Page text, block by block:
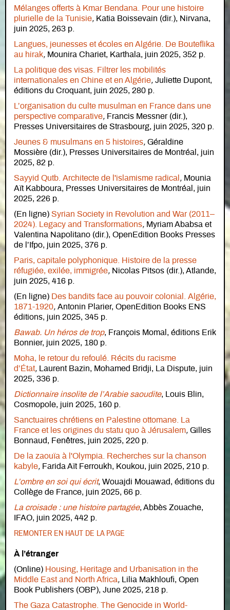
Mélanges offerts à Kmar Bendana. Pour une histoire
plurielle de la Tunisie, Katia Boissevain (dir.), Nirvana,
juin 2025, 263 p.
Langues, jeunesses et écoles en Algérie. De Bouteflika
au hirak, Mounira Chariet, Karthala, juin 2025, 352 p.
La politique des visas. Filtrer les mobilités
internationales en Chine et en Algérie, Juliette Dupont,
éditions du Croquant, juin 2025, 280 p.
L’organisation du culte musulman en France dans une
perspective comparative, Francis Messner (dir.),
Presses Universitaires de Strasbourg, juin 2025, 320 p.
Jeunes & musulmans en 5 histoires, Géraldine
Mossière (dir.), Presses Universitaires de Montréal, juin
2025, 82 p.
Sayyid Qutb. Architecte de l'islamisme radical , Mounia
Aït Kabboura, Presses Universitaires de Montréal, juin
2025, 226 p.
(En ligne) Syrian Society in Revolution and War (2011–
2024). Legacy and Transformations, Myriam Ababsa et
Valentina Napolitano (dir.), OpenEdition Books Presses
de l’Ifpo, juin 2025, 376 p.
Paris, capitale polyphonique. Histoire de la presse
réfugiée, exilée, immigrée, Nicolas Pitsos (dir.), Atlande,
juin 2025, 416 p.
(En ligne) Des bandits face au pouvoir colonial. Algérie,
1871-1920, Antonin Plarier, OpenEdition Books ENS
éditions, juin 2025, 345 p.
Bawab. Un héros de trop, François Momal, éditions Erik
Bonnier, juin 2025, 180 p.
Moha, le retour du refoulé. Récits du racisme
d’État,
Laurent Bazin, Mohamed Bridji, La Dispute, juin
2025, 336 p.
Dictionnaire insolite de l’Arabie saoudite, Louis Blin,
Cosmopole, juin 2025, 160 p.
Sanctuaires chrétiens en Palestine ottomane. La
France et les origines du statu quo à Jérusalem, Gilles
Bonnaud, Fenêtres, juin 2025, 220 p.
De la zaouïa à l'Olympia. Recherches sur la chanson
kabyle, Farida Aït Ferroukh, Koukou, juin 2025, 210 p.
L’ombre en soi qui écrit, Wouajdi Mouawad, éditions du
Collège de France, juin 2025, 66 p.
La croisade : une histoire partagée, Abbès Zouache,
IFAO, juin 2025, 442 p.
REMONTER EN HAUT DE LA PAGE
À l’étranger
(Online) Housing, Heritage and Urbanisation in the
Middle East and North Africa,
Lilia Makhloufi, Open
Book Publishers (OBP), June 2025, 218 p.
The Gaza Catastrophe. The Genocide in World-